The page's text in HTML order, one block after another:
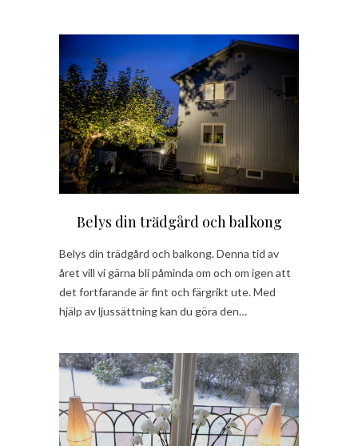
Belys din trädgård och balkong
Belys din trädgård och balkong. Denna tid av
året vill vi gärna bli påminda om och om igen att
det fortfarande är fint och färgrikt ute. Med
hjälp av ljussättning kan du göra den…